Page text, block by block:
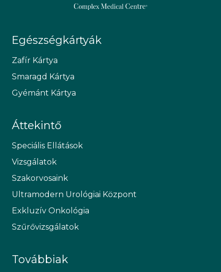
Egészségkártyák
Zafír Kártya
Smaragd Kártya
Gyémánt Kártya
Áttekintő
Speciális Ellátások
Vizsgálatok
Szakorvosaink
Ultramodern Urológiai Központ
Exkluzív Onkológia
Szűrővizsgálatok
Továbbiak